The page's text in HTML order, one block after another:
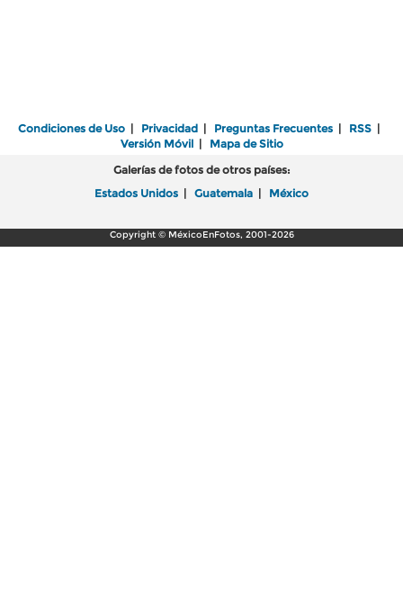
Condiciones de Uso | Privacidad | Preguntas Frecuentes | RSS |
Versión Móvil| Mapa de Sitio
Galerías de fotos de otros países:
Estados Unidos | Guatemala | México
Copyright © MéxicoEnFotos, 2001-2026